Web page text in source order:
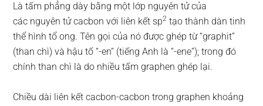
Là tấm phẳng dày bằng một lớp nguyên tử của
các nguyên tử cacbon với liên kết sp2 tạo thành dàn tinh
thể hình tổ ong. Tên gọi của nó được ghép từ “graphit”
(than chì) và hậu tố “-en” (tiếng Anh là “-ene”); trong đó
chính than chì là do nhiều tấm graphen ghép lại.
Chiều dài liên kết cacbon-cacbon trong graphen khoảng